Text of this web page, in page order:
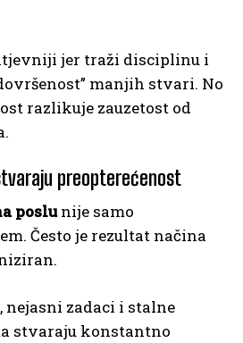
jer traži disciplinu i
manjih stvari. No
razlikuje zauzetost od
preopterećenost
poslunije samo
Često je rezultat načina
nejasni zadaci i stalne
stvaraju konstantno